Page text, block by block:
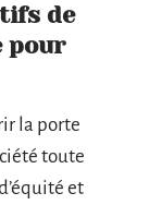
de
pour
la porte
toute
et